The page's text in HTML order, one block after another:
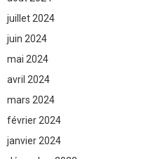
juillet 2024
juin 2024
mai 2024
avril 2024
mars 2024
février 2024
janvier 2024